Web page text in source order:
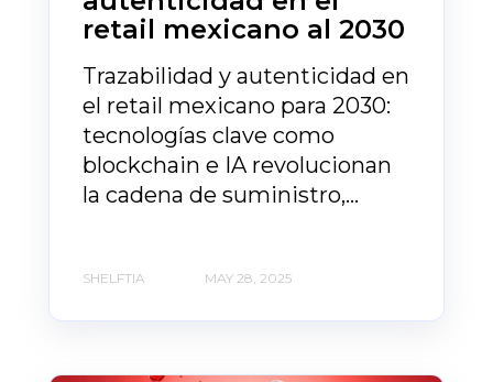
retail mexicano al 2030
Trazabilidad y autenticidad en
el retail mexicano para 2030:
tecnologías clave como
blockchain e IA revolucionan
la cadena de suministro,...
SHELFTIA MAY 28, 2025